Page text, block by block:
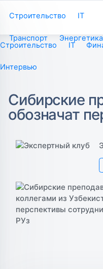
Строительство IT
Транспорт Энергетика
Строительство IT
Интервью
Сибирские
обозначат